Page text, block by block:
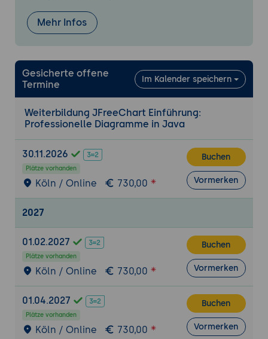
Ein Balkendiagramm mit
DefaultCategoryDataset erstellen, indem
Werte mit Reihen- und
über ChartFactory.createBarChart
gerendert werden
Varianten wie gestapelte
Balkendiagramme und 3D-
Balkendiagramme kennenlernen und die
entsprechenden Factory-Methoden
anwenden
Ein Linien- oder Flächendiagramm auf
Kategoriebasis erstellen und verstehen,
wie CategoryPlot und verschiedene
AreaRenderer das Erscheinungsbild
4. XY-Diagramme und Zeitreihen erstellen
XY-Diagramme mit XYSeriesCollection
erstellen, bei denen numerische X- und Y-
Werte als Punktepaare dargestellt
werden und über createXYLineChart oder
Mehr Infos
Gesicherte offene
Termine
Im Kalender speichern
Weiterbildung JFreeChart Einführung:
Professionelle Diagramme in Java
30.11.2026
Plätze vorhanden
Köln / Online 730,00
Buchen
Vormerken
2027
01.02.2027
Plätze vorhanden
Köln / Online 730,00
Buchen
Vormerken
01.04.2027
Plätze vorhanden
Köln / Online 730,00
Buchen
Vormerken